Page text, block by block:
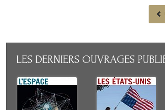
LES DERNIERS OUVRAGES